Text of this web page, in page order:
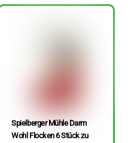
Spielberger Mühle Darm
Wohl Flocken 6 Stück zu